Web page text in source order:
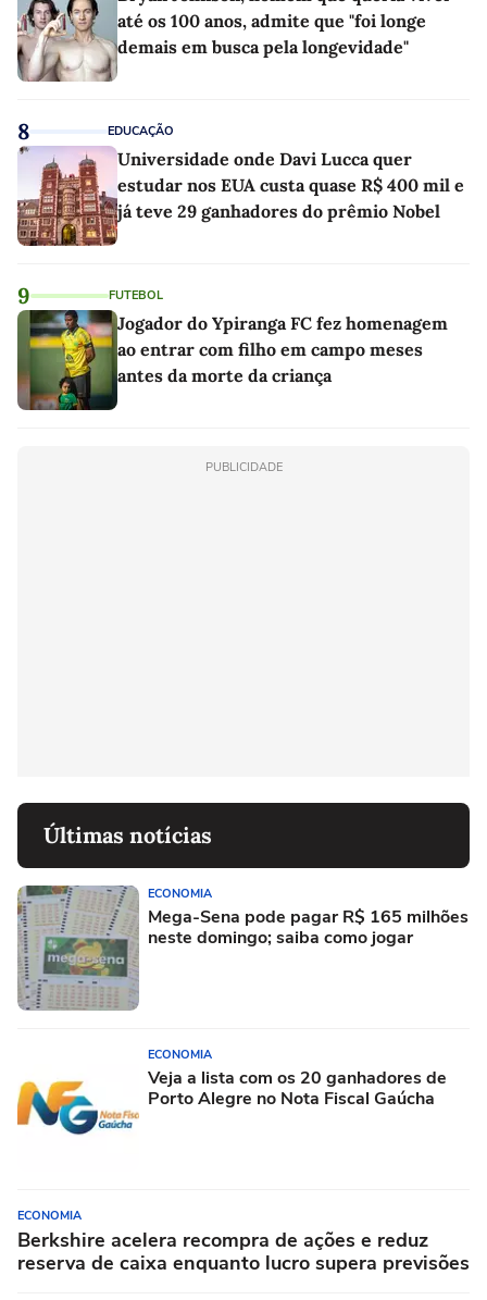
até os 100 anos, admite que "foi longe
demais em busca pela longevidade"
8 EDUCAÇÃO
Universidade onde Davi Lucca quer
estudar nos EUA custa quase R$ 400 mil e
já teve 29 ganhadores do prêmio Nobel
9 FUTEBOL
Jogador do Ypiranga FC fez homenagem
ao entrar com filho em campo meses
antes da morte da criança
PUBLICIDADE
Últimas notícias
ECONOMIA
Mega-Sena pode pagar R$ 165 milhões
neste domingo; saiba como jogar
ECONOMIA
Veja a lista com os 20 ganhadores de
Porto Alegre no Nota Fiscal Gaúcha
ECONOMIA
Berkshire acelera recompra de ações e reduz
reserva de caixa enquanto lucro supera previsões